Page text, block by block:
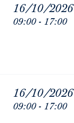
16/10/2026
09:00 - 17:00
16/10/2026
09:00 - 17:00